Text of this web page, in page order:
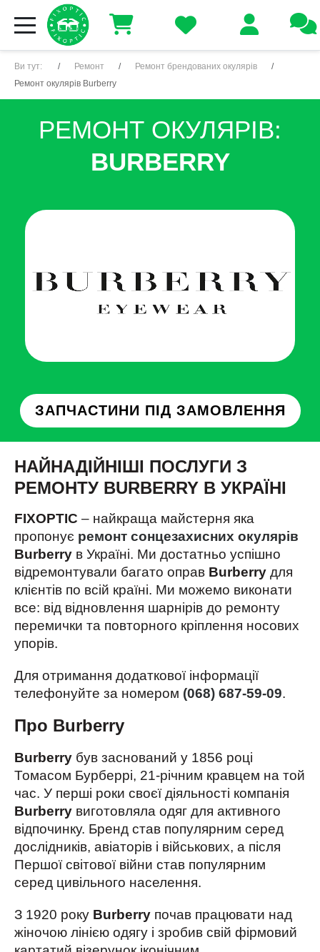
Ви тут: Ремонт
Ремонт брендованих окулярів
Ремонт окулярів Burberry
РЕМОНТ ОКУЛЯРІВ:
BURBERRY
ЗАПЧАСТИНИ ПІД ЗАМОВЛЕННЯ
НАЙНАДІЙНІШІ ПОСЛУГИ З
РЕМОНТУ BURBERRY В УКРАЇНІ
FIXOPTIC – найкраща майстерня яка
пропонує ремонт сонцезахисних окулярів
Burberry в Україні. Ми достатньо успішно
відремонтували багато оправ Burberry для
клієнтів по всій країні. Ми можемо виконати
все: від відновлення шарнірів до ремонту
перемички та повторного кріплення носових
упорів.
Для отримання додаткової інформації
телефонуйте за номером (068) 687-59-09.
Про Burberry
Burberry був заснований у 1856 році
Томасом Бурберрі, 21-річним кравцем на той
час. У перші роки своєї діяльності компанія
Burberry виготовляла одяг для активного
відпочинку. Бренд став популярним серед
дослідників, авіаторів і військових, а після
Першої світової війни став популярним
серед цивільного населення.
З 1920 року Burberry почав працювати над
жіночою лінією одягу і зробив свій фірмовий